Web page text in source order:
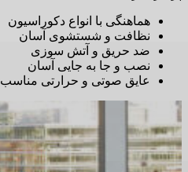
هماهنگی با انواع دکوراسیون
نظافت و شستشوی آسان
ضد حریق و آتش سوزی
نصب و جا به جایی آسان
عایق صوتی و حرارتی مناسب